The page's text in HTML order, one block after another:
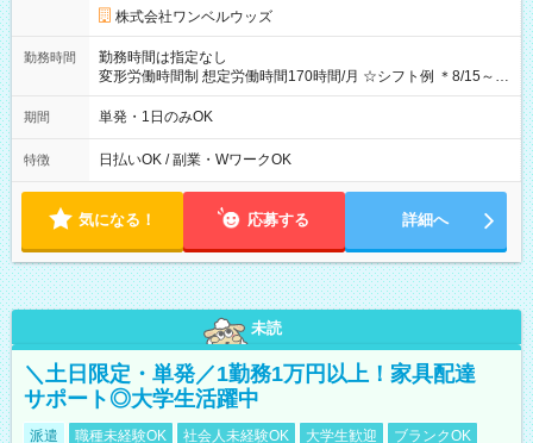
株式会社ワンベルウッズ
勤務時間
勤務時間は指定なし
変形労働時間制 想定労働時間170時間/月 ☆シフト例 ＊8/15～
10/26 全日共通 08：00～12：00 17：00～21：00 ＊8/31
～9/19のみ下記シフトもあります！ 12：00～16：00 ＊9/6～
00
期間 単発・1日のみOK
特徴 日払いOK / 副業・WワークOK
気になる！ 応募する 詳細へ
未読
＼土日限定・単発／1勤務1万円以上！家具配達
サポート◎大学生活躍中
派遣 職種未経験OK 社会人未経験OK 大学生歓迎
ブランクOK